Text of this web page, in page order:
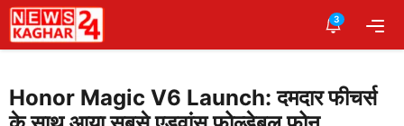
Skip
to
content
3
Honor Magic V6 Launch: दमदार फीचर्स